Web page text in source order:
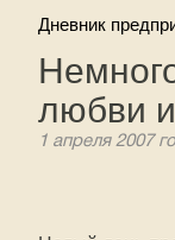
Дневник
любви
1 апреля 2007